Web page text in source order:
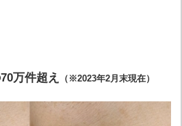
万件超え （※2023年2月末現在）